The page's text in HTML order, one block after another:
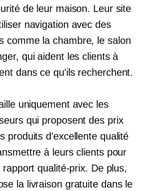
de leur maison. Leur site
navigation avec des
comme la chambre, le salon
qui aident les clients à
dans ce qu'ils recherchent.
uniquement avec les
qui proposent des prix
produits d'excellente qualité
à leurs clients pour
qualité-prix. De plus,
la livraison gratuite dans le